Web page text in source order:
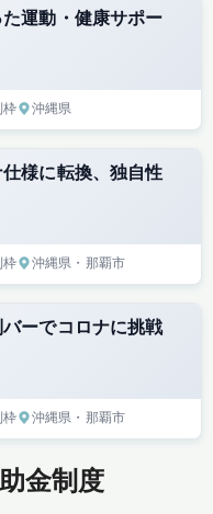
運動・健康サポー
枠 沖縄県
様に転換、独自性
枠 沖縄県 ・那覇市
ーでコロナに挑戦
枠 沖縄県 ・那覇市
金制度